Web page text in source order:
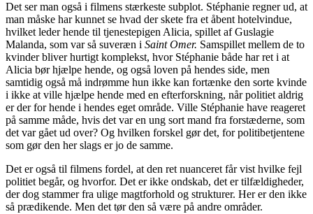
Det ser man også i filmens stærkeste subplot. Stéphanie regner ud, at
man måske har kunnet se hvad der skete fra et åbent hotelvindue,
hvilket leder hende til tjenestepigen Alicia, spillet af Guslagie
Malanda, som var så suveræn i Saint Omer. Samspillet mellem de to
kvinder bliver hurtigt komplekst, hvor Stéphanie både har ret i at
Alicia bør hjælpe hende, og også loven på hendes side, men
samtidig også må indrømme hun ikke kan fortænke den sorte kvinde
i ikke at ville hjælpe hende med en efterforskning, når politiet aldrig
er der for hende i hendes eget område. Ville Stéphanie have reageret
på samme måde, hvis det var en ung sort mand fra forstæderne, som
det var gået ud over? Og hvilken forskel gør det, for politibetjentene
som gør den her slags er jo de samme.
Det er også til filmens fordel, at den ret nuanceret får vist hvilke fejl
politiet begår, og hvorfor. Det er ikke ondskab, det er tilfældigheder,
der dog stammer fra ulige magtforhold og strukturer. Her er den ikke
så prædikende. Men det tør den så være på andre områder.